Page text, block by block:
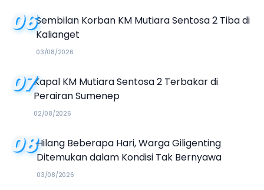
06Sembilan Korban KM Mutiara Sentosa 2 Tiba di
Kalianget
03/08/2026
07Kapal KM Mutiara Sentosa 2 Terbakar di
Perairan Sumenep
02/08/2026
08Hilang Beberapa Hari, Warga Giligenting
Ditemukan dalam Kondisi Tak Bernyawa
03/08/2026